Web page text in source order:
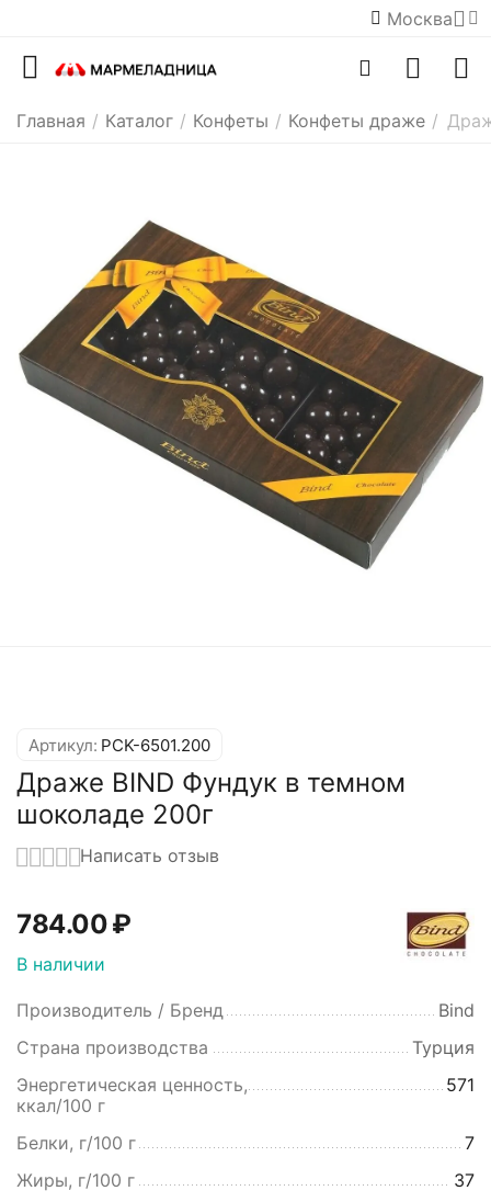
Москва
Главная / Каталог / Конфеты / Конфеты драже /
Артикул: PCK-6501.200
Драже BIND Фундук в темном
шоколаде 200г
Написать отзыв
784.00₽
В наличии
Производитель / Бренд
Bind
Страна производства
Турция
Энергетическая ценность,
ккал/100 г
571
Белки, г/100 г
7
Жиры, г/100 г
37